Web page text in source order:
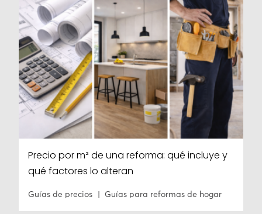
Precio por m² de una reforma: qué incluye y
qué factores lo alteran
Guías de precios Guías para reformas de hogar